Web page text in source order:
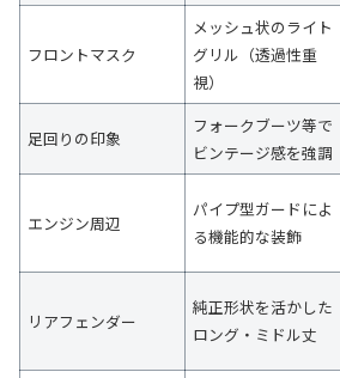
フロントマスク
メッシュ状のライト
グリル（透過性重
視）
足回りの印象
フォークブーツ等で
ビンテージ感を強調
エンジン周辺
パイプ型ガードによ
る機能的な装飾
リアフェンダー
純正形状を活かした
ロング・ミドル丈